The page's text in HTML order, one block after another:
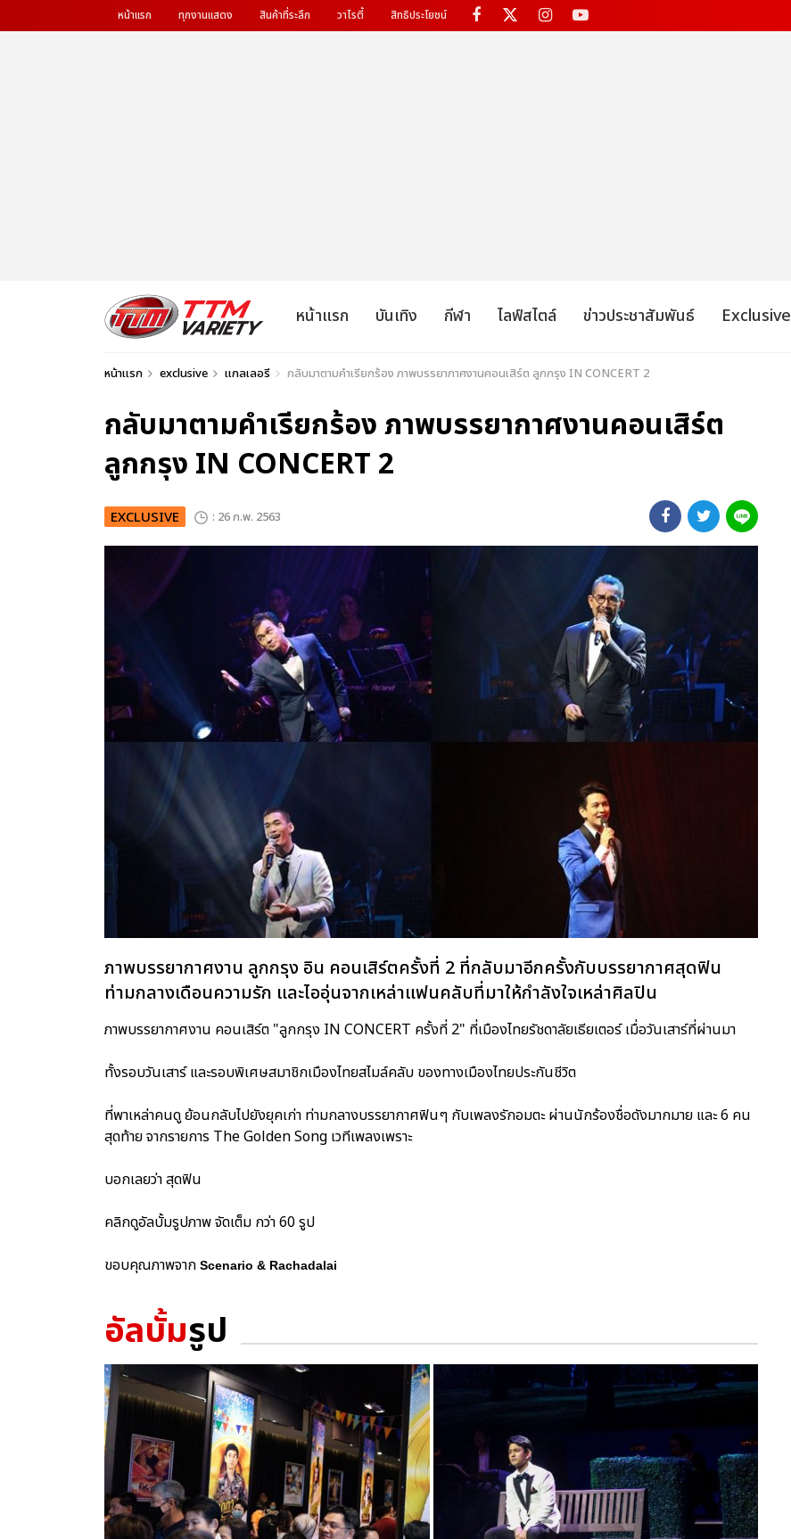
หน้าแรก ทุกงานแสดง สินค้าที่ระลึก วาไรตี้ สิทธิประโยชน์
หน้าแรก บันเทิง กีฬา ไลฟ์สไตล์ ข่าวประชาสัมพันธ์ Exclusive
หน้าแรก exclusive แกลเลอรี กลับมาตามคำเรียกร้อง ภาพบรรยากาศงานคอนเสิร์ต ลูกกรุง IN CONCERT 2
กลับมาตามคำเรียกร้อง ภาพบรรยากาศงานคอนเสิร์ต
ลูกกรุง IN CONCERT 2
EXCLUSIVE : 26 ก.พ. 2563
ภาพบรรยากาศงาน ลูกกรุง อิน คอนเสิร์ตครั้งที่ 2 ที่กลับมาอีกครั้งกับบรรยากาศสุดฟิน
ท่ามกลางเดือนความรัก และไออุ่นจากเหล่าแฟนคลับที่มาให้กำลังใจเหล่าศิลปิน
ภาพบรรยากาศงาน คอนเสิร์ต "ลูกกรุง IN CONCERT ครั้งที่ 2" ที่เมืองไทยรัชดาลัยเธียเตอร์ เมื่อวันเสาร์ที่ผ่านมา
ทั้งรอบวันเสาร์ และรอบพิเศษสมาชิกเมืองไทยสไมล์คลับ ของทางเมืองไทยประกันชีวิต
ที่พาเหล่าคนดู ย้อนกลับไปยังยุคเก่า ท่ามกลางบรรยากาศฟินๆ กับเพลงรักอมตะ ผ่านนักร้องชื่อดังมากมาย และ 6 คน
สุดท้าย จากรายการ The Golden Song เวทีเพลงเพราะ
บอกเลยว่า สุดฟิน
คลิกดูอัลบั้มรูปภาพ จัดเต็ม กว่า 60 รูป
ขอบคุณภาพจาก Scenario & Rachadalai
อัลบั้มรูป